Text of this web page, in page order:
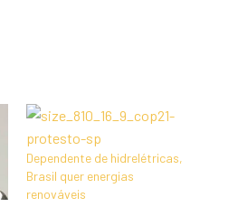
Dependente de hidrelétricas,
Brasil quer energias
renováveis